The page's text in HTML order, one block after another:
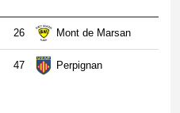
26 Mont de Marsan
47 Perpignan